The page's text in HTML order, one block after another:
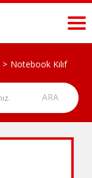
Notebook Kılıf